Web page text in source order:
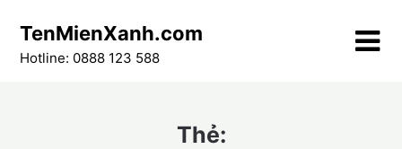
content
TenMienXanh.com
Hotline: 0888 123 588
Thẻ: